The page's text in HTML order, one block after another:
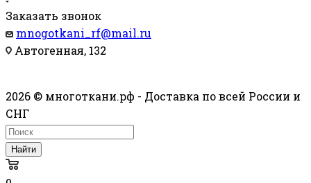
Заказать звонок
mnogotkani_rf@mail.ru
Автогенная, 132
2026 © многоткани.рф - Доставка по всей России и
СНГ
Найти